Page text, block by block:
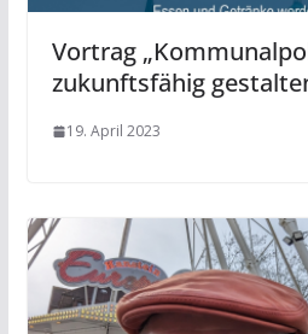
Vortrag
zukunftsfähig
19. April 2023